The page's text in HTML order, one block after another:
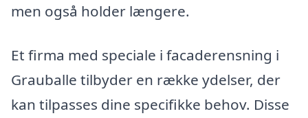
men også holder længere.
Et firma med speciale i facaderensning i
Grauballe tilbyder en række ydelser, der
kan tilpasses dine specifikke behov. Disse